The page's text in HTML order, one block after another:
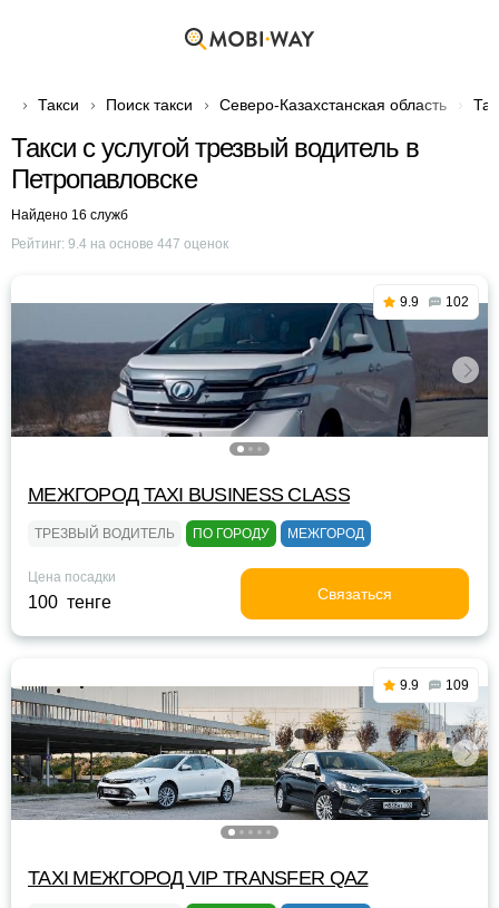
Такси Поиск такси Северо-Казахстанская область
Такси с услугой трезвый водитель в
Петропавловске
Найдено 16 служб
Рейтинг: 9.4 на основе 447 оценок
9.9 102
МЕЖГОРОД TAXI BUSINESS CLASS
ТРЕЗВЫЙ ВОДИТЕЛЬ ПО ГОРОДУ МЕЖГОРОД
Цена посадки
100 тенге Связаться
9.9 109
TAXI МЕЖГОРОД VIP TRANSFER QАZ